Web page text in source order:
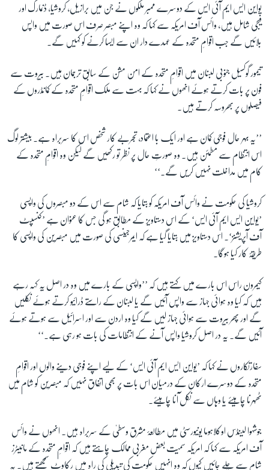
یواین ایس ایم آئی ایس کے دوسرے ممبر ملکوں نے جن میں برازیل، کروشیا، ڈنمارک اور
فیجی شامل ہیں، وائس آف امریکہ سے کہا کہ وہ اپنے مبصر صرف اس صورت میں واپس
بلائیں گے جب اقوامِ متحدہ کے عہدے دار ان سے ایسا کرنے کو کہیں گے۔
تیمور گوکسیل جنوبی لبنان میں اقوامِ متحدہ کے امن مشن کے سابق ترجمان ہیں۔ بیروت سے
فون پر بات کرتے ہوئے انھوں نے کہا کہ بہت سے ملک اقوامِ متحدہ کے کمانڈروں کے
فیصلوں پر بھروسہ کرتے ہیں۔
’’یہ بہر حال فوجی کمان ہے اور ایک با اعتماد، تجربے کار شخص اس کا سربراہ ہے۔ بیشتر لوگ
اس انتظام سے مطمئن ہیں۔ وہ صورتِ حال پر نظر تو رکھیں گے لیکن وہ اقوامِ متحدہ کے
کام میں مداخلت نہیں کریں گے۔‘‘
کروشیا کی حکومت نے وائس آف امریکہ کو بتایا کہ شام سے اس کے دو مبصروں کی واپسی
’یواین ایس ایم آئی ایس‘ کے اس دستاویز کے مطابق ہو گی جس کا عنوان ہے ’کنسپٹ
آف آپریشنز‘۔ اس دستاویز میں بتایا گیا ہے کہ ایمرجینسی کی صورت میں مبصرین کی واپسی کا
طریقۂ کار کیا ہوگا۔
کیمرون راس اس بارے میں کہتے ہیں کہ ’’واپسی کے بارے میں وہ در اصل یہ کہہ رہے
ہیں کہ کیا وہ ہوائی جہاز سے واپس آئیں گے یا لبنان کے راستے ڈرائیو کرتے ہوئے نکلیں
گے اور پھر بیروت سے ہوائی جہاز لیں گے کیا وہ اردن سے اور اسرائیل سے ہوتے ہوئے
آئیں گے۔ یہ در اصل کروشیا واپس آنے کے انتظامات کی بات ہو رہی ہے۔‘‘
سفارتکاروں نے کہا کہ ’یواین ایس ایم آئی ایس‘ کے لیے اپنے فوجی دینے والوں اور اقوامِ
متحدہ کے دوسرے ارکان کے درمیان اس بات پر بھی اتفاق نہیں کہ مبصرین کو شام میں
ٹھہرنا چاہیئے یا وہاں سے نکل آنا چاہیئے۔
جوشہوا لینڈس اوکلاہوما یونیورسٹی میں مطالعۂ مشرق وسطیٰ کے سربراہ ہیں۔ انھوں نے وائس
آف امریکہ سے کہا کہ امریکہ سمیت بعض مغربی ممالک چاہتے ہیں کہ اقوامِ متحدہ کے مانیٹرز
شام سے چلے جائیں کیوں کہ وہ انہیں حکومت کی تبدیلی کی راہ میں رکاوٹ سمجھتے ہیں۔ یہ